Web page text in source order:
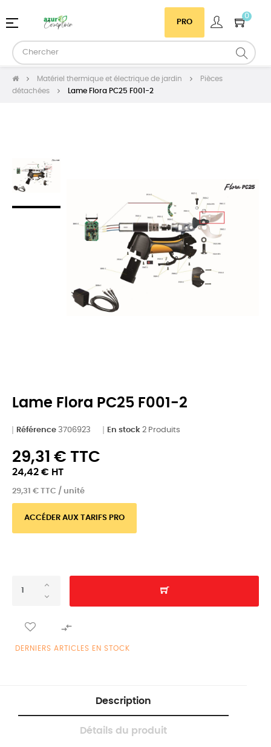
PRO
0
Basculer
navigation
☰
Matériel thermique et électrique de jardin
Pièces
détachées
Lame Flora PC25 F001-2
Lame Flora PC25 F001-2
Référence 3706923 En stock 2 Produits
29,31 € TTC
24,42 € HT
29,31 € TTC / unité
ACCÉDER AUX TARIFS PRO

DERNIERS ARTICLES EN STOCK
Description
Détails du produit